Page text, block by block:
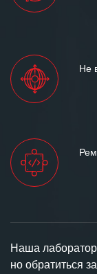
Не
Наша
но обратиться